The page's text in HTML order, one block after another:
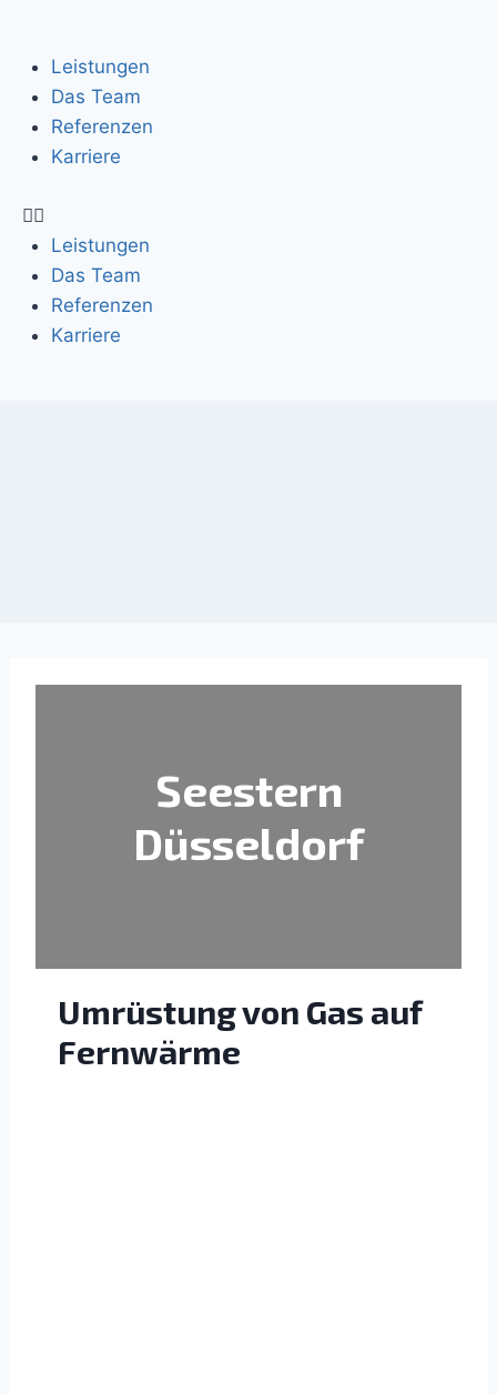
Leistungen
Das Team
Referenzen
Karriere
Leistungen
Das Team
Referenzen
Karriere
Seestern
Düsseldorf
Umrüstung von Gas auf
Fernwärme